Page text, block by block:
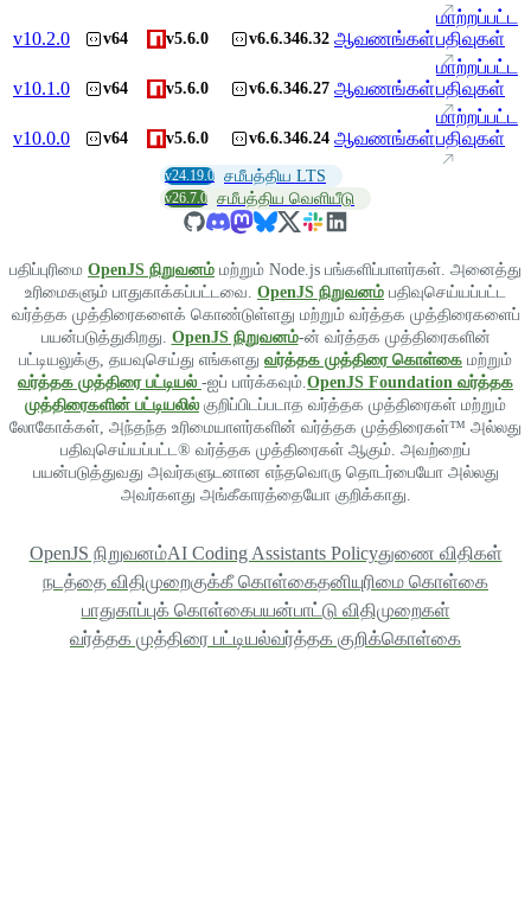
v10.2.0 v64 v5.6.0 v6.6.346.32 ஆவணங்கள்
மாற்றப்பட்ட
பதிவுகள்
v10.1.0 v64 v5.6.0 v6.6.346.27 ஆவணங்கள்
மாற்றப்பட்ட
பதிவுகள்
v10.0.0 v64 v5.6.0 v6.6.346.24 ஆவணங்கள்
மாற்றப்பட்ட
பதிவுகள்
v24.19.0 சமீபத்திய LTS
v26.7.0 சமீபத்திய வெளியீடு
பதிப்புரிமை OpenJS நிறுவனம் மற்றும் Node.js பங்களிப்பாளர்கள். அனைத்து
உரிமைகளும் பாதுகாக்கப்பட்டவை. OpenJS நிறுவனம் பதிவுசெய்யப்பட்ட
வர்த்தக முத்திரைகளைக் கொண்டுள்ளது மற்றும் வர்த்தக முத்திரைகளைப்
பயன்படுத்துகிறது. OpenJS நிறுவனம்-ன் வர்த்தக முத்திரைகளின்
பட்டியலுக்கு, தயவுசெய்து எங்களது வர்த்தக முத்திரை கொள்கை மற்றும்
வர்த்தக முத்திரை பட்டியல் -ஐப் பார்க்கவும். OpenJS Foundation வர்த்தக
முத்திரைகளின் பட்டியலில் குறிப்பிடப்படாத வர்த்தக முத்திரைகள் மற்றும்
லோகோக்கள், அந்தந்த உரிமையாளர்களின் வர்த்தக முத்திரைகள்™ அல்லது
பதிவுசெய்யப்பட்ட® வர்த்தக முத்திரைகள் ஆகும். அவற்றைப்
பயன்படுத்துவது அவர்களுடனான எந்தவொரு தொடர்பையோ அல்லது
அவர்களது அங்கீகாரத்தையோ குறிக்காது.
OpenJS நிறுவனம்AI Coding Assistants Policyதுணை விதிகள்
நடத்தை விதிமுறைகுக்கீ கொள்கைதனியுரிமை கொள்கை
பாதுகாப்புக் கொள்கைபயன்பாட்டு விதிமுறைகள்
வர்த்தக முத்திரை பட்டியல்வர்த்தக குறிக்கொள்கை